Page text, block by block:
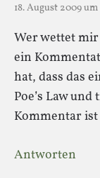
18. August 2009 um
Wer wettet
ein
hat, dass das
Poe’s Law
Kommentar
Antworten